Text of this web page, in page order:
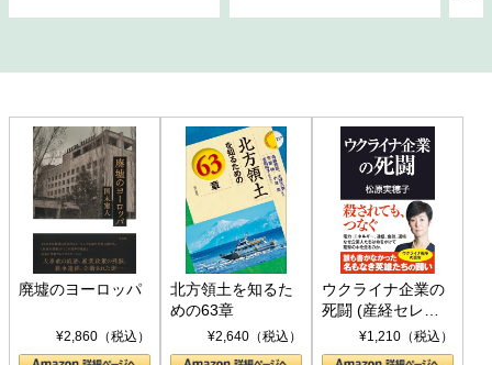
廃墟のヨーロッパ
¥2,860（税込）
北方領土を知るた
めの63章
¥2,640（税込）
ウクライナ企業の
死闘 (産経セレク
ト S 039)¥1,210（税込）